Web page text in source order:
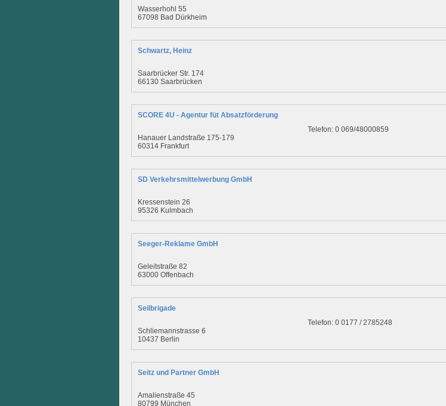
Wasserhohl 55
67098 Bad Dürkheim
Schwartz, Heinz
Saarbrücker Str. 174
66130 Saarbrücken
SCORE 4U - Agentur füt Absatzförderung
Hanauer Landstraße 175-179
60314 Frankfurt
Telefon: 0 069/48000859
SD Verkehrsmittelwerbung GmbH
Kressenstein 26
95326 Kulmbach
Seeger-Reklame GmbH
Geleitstraße 82
63000 Offenbach
Seilbrigade
Schliemannstrasse 6
10437 Berlin
Telefon: 0 0177 / 2785248
Seitz und Partner GmbH
Amalienstraße 45
80799 München